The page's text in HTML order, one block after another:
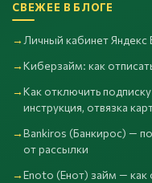
СВЕЖЕЕ В БЛОГЕ
Личный кабинет Яндекс
Киберзайм: как
Как отключить
инструкция, отвязка
Bankiros (Банкирос) —
от рассылки
Enoto (Енот) займ — как